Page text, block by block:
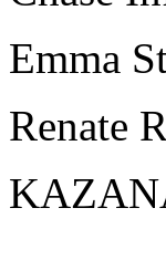
Emma
Renate